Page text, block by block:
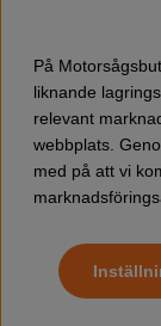
fokus mot
Husqvarna
du kan
På
liknande
relevant
webbplats.
med på att vi